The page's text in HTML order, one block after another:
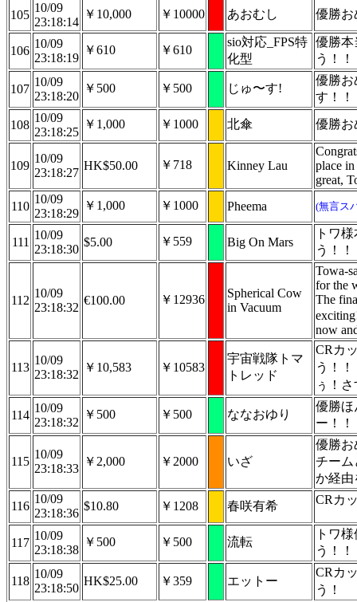
105
10/09
23:18:14
￥10,000 ￥10000 あおむし 優勝お
106
10/09
23:18:19
￥610 ￥610
sio対応_FPS特
化型
優勝本
う！！
107
10/09
23:18:20
￥500 ￥500 じゅ〜す!
優勝お
す！！
108
10/09
23:18:25
￥1,000 ￥1000 北傘 優勝お
109
10/09
23:18:27
HK$50.00 ￥718 Kinney Lau
place
great,
110
10/09
23:18:29
￥1,000 ￥1000 Pheema (無言ス
111
10/09
23:18:30
$5.00 ￥559 Big On Mars
トワ
う！！
112
10/09
23:18:32
€100.00 ￥12936
Spherical Cow
in Vacuum
Towa-
for the
The
now
113
10/09
23:18:32
￥10,583 ￥10583
宇宙戦隊トマ
トレッド
CRカ
う！！
ぅ！
114
10/09
23:18:32
￥500 ￥500 ななおゆり
優勝ほ
ー！！
115
10/09
23:18:33
￥2,000 ￥2000 いざ
優勝お
チーム
か経由
116
10/09
23:18:36
$10.80 ￥1208 春咲有希 CRカ
117
10/09
23:18:38
￥500 ￥500 流転
トワ
う！！
118
10/09
23:18:50
HK$25.00 ￥359 エットー
CRカ
う！